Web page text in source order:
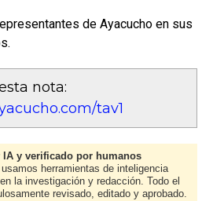
de Ayacucho en sus
nota:
tav1
y verificado por humanos
herramientas de inteligencia
la investigación y redacción. Todo el
revisado, editado y aprobado.